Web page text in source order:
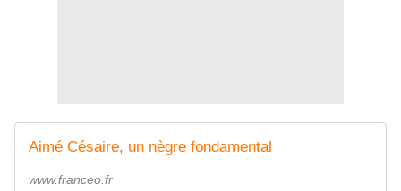
Aimé Césaire, un nègre fondamental
www.franceo.fr